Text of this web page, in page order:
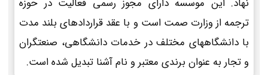
ترجمه از وزارت صمت است و با عقد قراردادهای بلند مدت
با دانشگاههای مختلف در خدمات دانشگاهی، صنعتگران
و تجار به عنوان برندی معتبر و نام آشنا تبدیل شده است.